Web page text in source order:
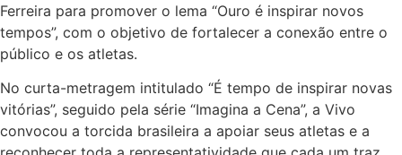
Ferreira para promover o lema “Ouro é inspirar novos
tempos”, com o objetivo de fortalecer a conexão entre o
público e os atletas.
No curta-metragem intitulado “É tempo de inspirar novas
vitórias”, seguido pela série “Imagina a Cena”, a Vivo
convocou a torcida brasileira a apoiar seus atletas e a